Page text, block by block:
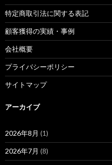
特定商取引法に関する表記
顧客獲得の実績・事例
会社概要
プライバシーポリシー
サイトマップ
アーカイブ
2026年8月 (1)
2026年7月 (8)